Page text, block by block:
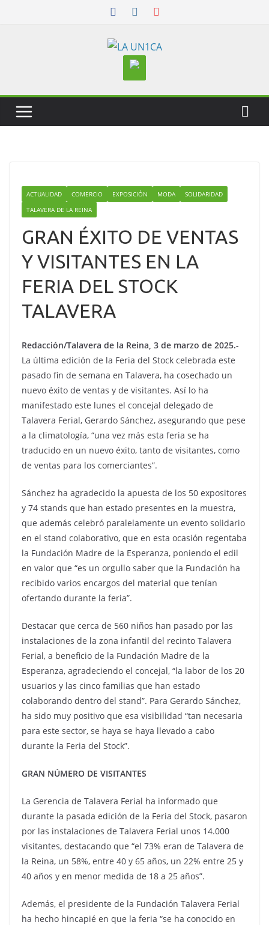
ACTUALIDAD COMERCIO EXPOSICIÓN MODA
SOLIDARIDAD
TALAVERA DE LA REINA
GRAN ÉXITO DE VENTAS
Y VISITANTES EN LA
FERIA DEL STOCK
TALAVERA
Redacción/Talavera de la Reina, 3 de marzo de 2025.-
La última edición de la Feria del Stock celebrada este
pasado fin de semana en Talavera, ha cosechado un
nuevo éxito de ventas y de visitantes. Así lo ha
manifestado este lunes el concejal delegado de
Talavera Ferial, Gerardo Sánchez, asegurando que pese
a la climatología, “una vez más esta feria se ha
traducido en un nuevo éxito, tanto de visitantes, como
de ventas para los comerciantes”.
Sánchez ha agradecido la apuesta de los 50 expositores
y 74 stands que han estado presentes en la muestra,
que además celebró paralelamente un evento solidario
en el stand colaborativo, que en esta ocasión regentaba
la Fundación Madre de la Esperanza, poniendo el edil
en valor que “es un orgullo saber que la Fundación ha
recibido varios encargos del material que tenían
ofertando durante la feria”.
Destacar que cerca de 560 niños han pasado por las
instalaciones de la zona infantil del recinto Talavera
Ferial, a beneficio de la Fundación Madre de la
Esperanza, agradeciendo el concejal, “la labor de los 20
usuarios y las cinco familias que han estado
colaborando dentro del stand”. Para Gerardo Sánchez,
ha sido muy positivo que esa visibilidad “tan necesaria
para este sector, se haya se haya llevado a cabo
durante la Feria del Stock”.
GRAN NÚMERO DE VISITANTES
La Gerencia de Talavera Ferial ha informado que
durante la pasada edición de la Feria del Stock, pasaron
por las instalaciones de Talavera Ferial unos 14.000
visitantes, destacando que “el 73% eran de Talavera de
la Reina, un 58%, entre 40 y 65 años, un 22% entre 25 y
40 años y en menor medida de 18 a 25 años”.
Además, el presidente de la Fundación Talavera Ferial
ha hecho hincapié en que la feria “se ha conocido en